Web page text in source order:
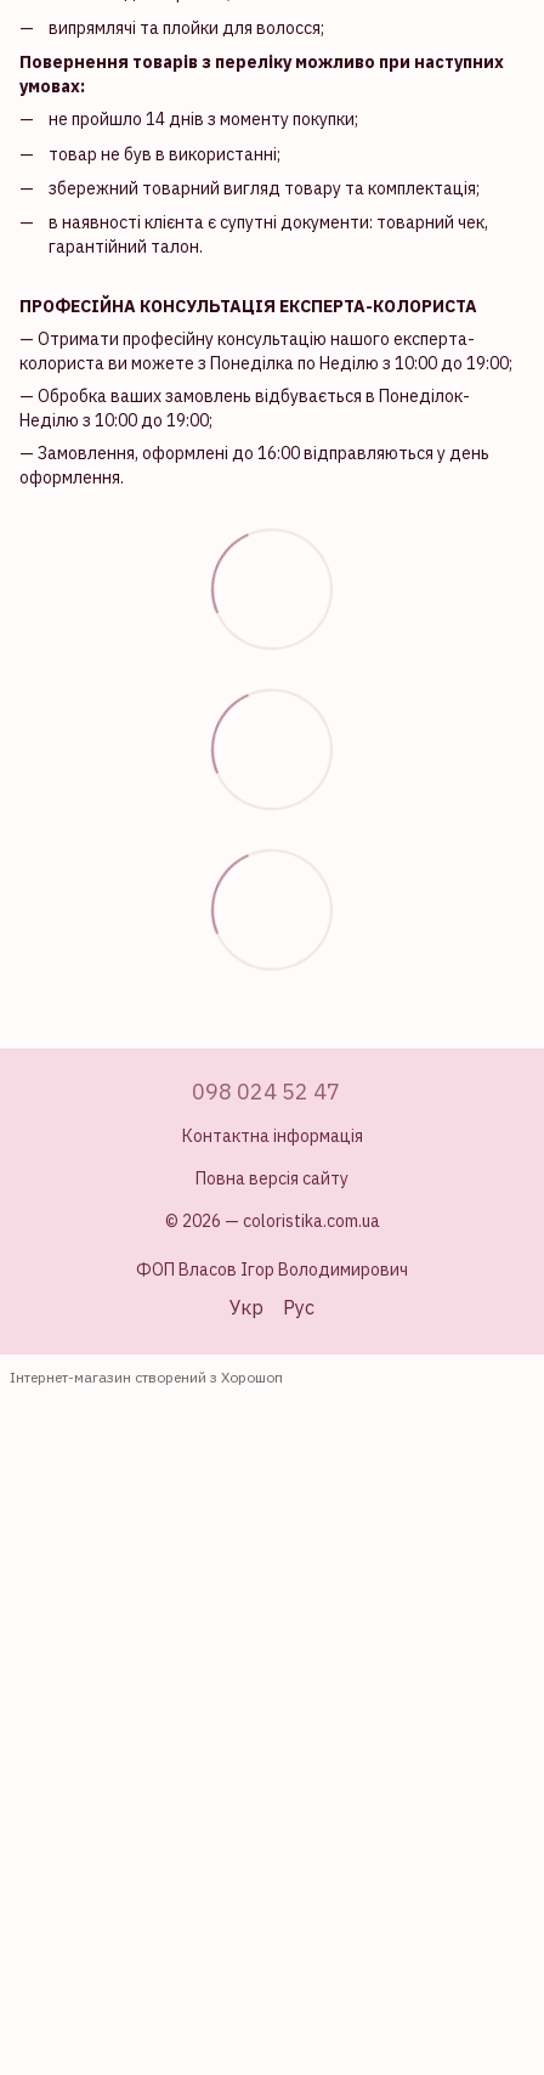
випрямлячі та плойки для волосся;
Повернення товарів з переліку можливо при наступних
умовах:
не пройшло 14 днів з моменту покупки;
товар не був в використанні;
збережний товарний вигляд товару та комплектація;
в наявності клієнта є супутні документи: товарний чек,
гарантійний талон.
ПРОФЕСІЙНА КОНСУЛЬТАЦІЯ ЕКСПЕРТА-КОЛОРИСТА
— Отримати професійну консультацію нашого експерта-
колориста ви можете з Понеділка по Неділю з 10:00 до 19:00;
— Обробка ваших замовлень відбувається в Понеділок-
Неділю з 10:00 до 19:00;
— Замовлення, оформлені до 16:00 відправляються у день
оформлення.
098 024 52 47
Контактна інформація
Повна версія сайту
© 2026 — coloristika.com.ua
ФОП Власов Ігор Володимирович
Укр Рус
Інтернет-магазин створений з Хорошоп